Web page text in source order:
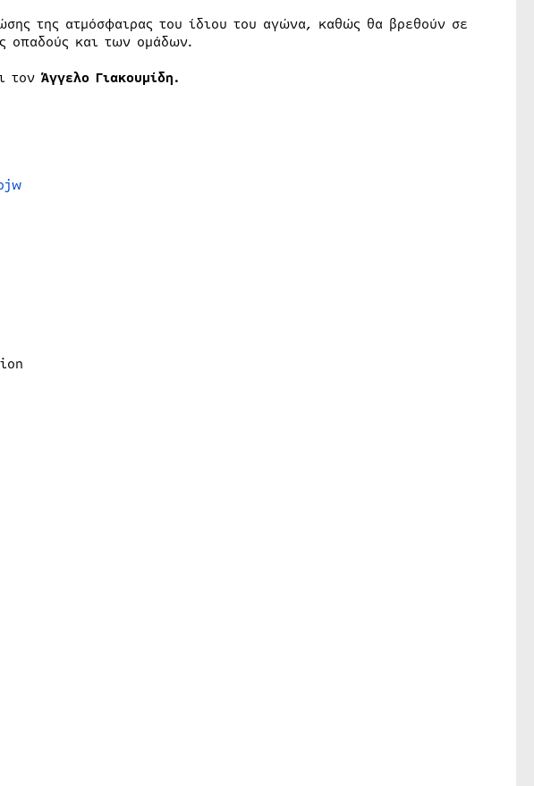
της ατμόσφαιρας του ίδιου του αγώνα, καθώς θα βρεθούν σε
οπαδούς και των ομάδων.
τονΆγγελο Γιακουμίδη.